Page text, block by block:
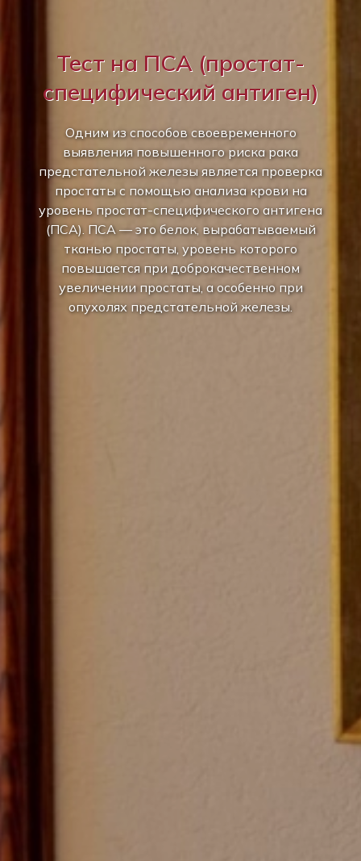
Тест на ПСА (простат-
специфический антиген)
Одним из способов своевременного
выявления повышенного риска рака
предстательной железы является проверка
простаты с помощью анализа крови на
уровень простат-специфического антигена
(ПСА). ПСА — это белок, вырабатываемый
тканью простаты, уровень которого
повышается при доброкачественном
увеличении простаты, а особенно при
опухолях предстательной железы.